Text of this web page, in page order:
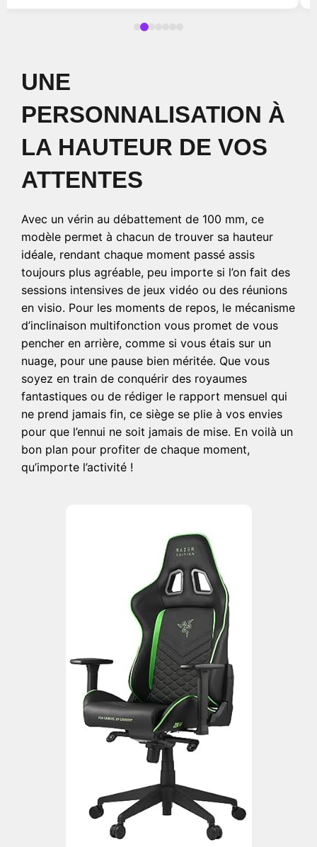
UNE
PERSONNALISATION À
LA HAUTEUR DE VOS
ATTENTES
Avec un vérin au débattement de 100 mm, ce
modèle permet à chacun de trouver sa hauteur
idéale, rendant chaque moment passé assis
toujours plus agréable, peu importe si l’on fait des
sessions intensives de jeux vidéo ou des réunions
en visio. Pour les moments de repos, le mécanisme
d’inclinaison multifonction vous promet de vous
pencher en arrière, comme si vous étais sur un
nuage, pour une pause bien méritée. Que vous
soyez en train de conquérir des royaumes
fantastiques ou de rédiger le rapport mensuel qui
ne prend jamais fin, ce siège se plie à vos envies
pour que l’ennui ne soit jamais de mise. En voilà un
bon plan pour profiter de chaque moment,
qu’importe l’activité !